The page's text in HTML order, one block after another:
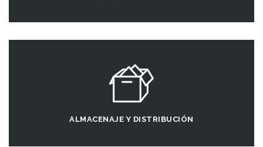
ALMACENAJE Y DISTRIBUCIÓN